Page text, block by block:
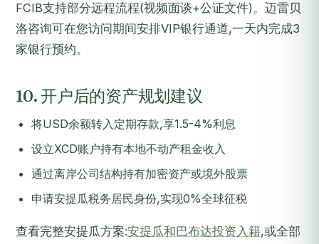
FCIB支持部分远程流程(视频面谈+公证文件)。迈雷贝
洛咨询可在您访问期间安排VIP银行通道,一天内完成3
家银行预约。
10. 开户后的资产规划建议
将USD余额转入定期存款,享1.5-4%利息
设立XCD账户持有本地不动产租金收入
通过离岸公司结构持有加密资产或境外股票
申请安提瓜税务居民身份,实现0%全球征税
查看完整安提瓜方案:安提瓜和巴布达投资入籍,或全部